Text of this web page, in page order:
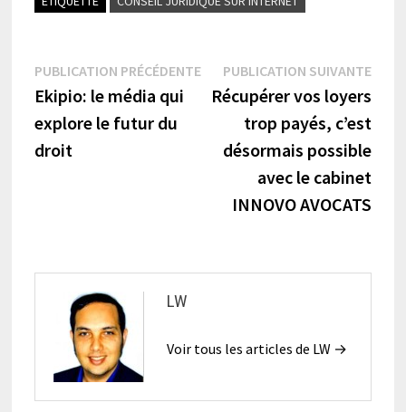
Navigation
de
l’article
PUBLICATION PRÉCÉDENTEPublication
précédente :
Ekipio: le média qui
explore le futur du
droit
PUBLICATION SUIVANTE
Récupérer vos loyers
trop payés, c’est
désormais possible
avec le cabinet
INNOVO AVOCATS
LW
Voir tous les articles de LW →